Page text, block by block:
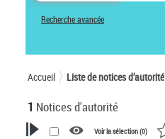
Recherche avancée
Accueil Liste de notices d’autorité
1 Notices d'autorité
Voir la sélection (0)